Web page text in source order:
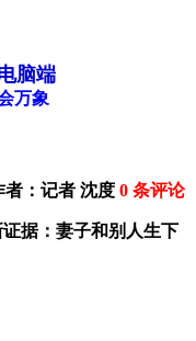
脑端
万象
者：记者 沈度 0 条评论
据：妻子和别人生下